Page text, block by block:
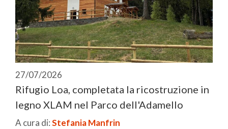
27/07/2026
Rifugio Loa, completata la ricostruzione in
legno XLAM nel Parco dell'Adamello
A cura di:Stefania Manfrin